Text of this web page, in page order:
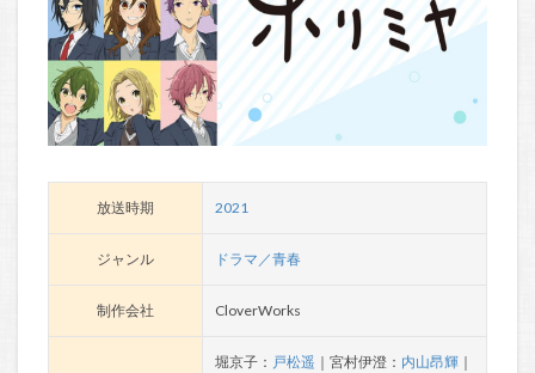
放送時期 2021
ジャンル ドラマ／青春
制作会社 CloverWorks
堀京子： 戸松遥 ｜宮村伊澄： 内山昂輝｜